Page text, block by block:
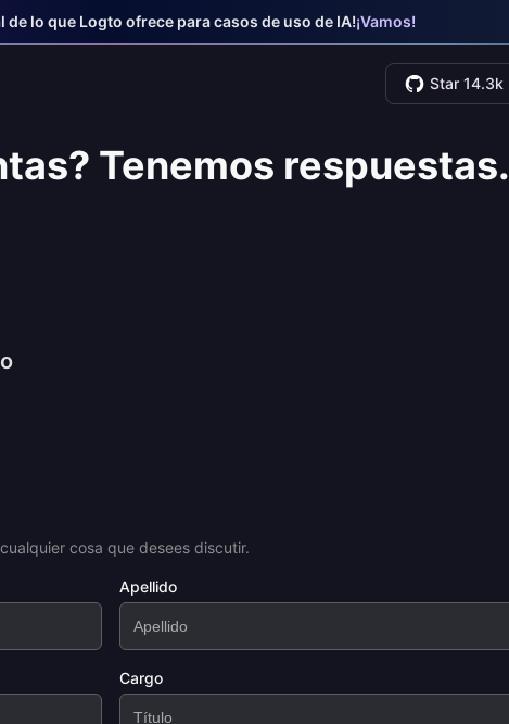
de lo que Logto ofrece para casos de uso de IA!¡Vamos!
Star 14.3k
Tenemos respuestas.
cosa que desees discutir.
Apellido
Cargo